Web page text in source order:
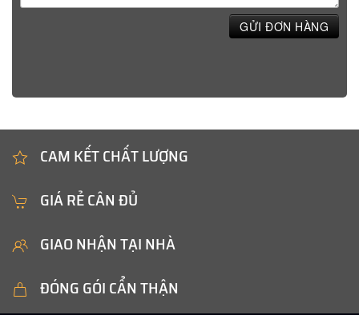
GỬI ĐƠN HÀNG
CAM KẾT CHẤT LƯỢNG
GIÁ RẺ CÂN ĐỦ
GIAO NHẬN TẠI NHÀ
ĐÓNG GÓI CẨN THẬN